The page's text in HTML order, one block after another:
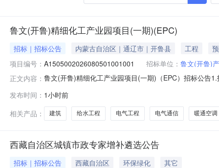
鲁文(开鲁)精细化工产业园项目(一期)(EPC)
招标｜招标公告 内蒙古自治区｜通辽市｜开鲁县 工程
项目编号： A1505002026080501001001 招标单位： 鲁文(开鲁)
正文内容： 鲁文(开鲁)精细化工产业园项目(一期)（EPC）招标公告
产业园项目(一期)（EPC）2.2建设地点：内蒙古自治区
模包
发布时间： 1小时前
相关产品：
建筑 给水工程 电气工程 电气通信 暖通空调
西藏自治区城镇市政专家增补遴选公告
招标｜招标公告 西藏自治区 环保绿化
其它